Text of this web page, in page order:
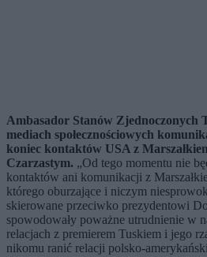
Ambasador Stanów Zjednoczonych
mediach społecznościowych
koniec kontaktów USA z
Czarzastym. „Od tego momentu nie
kontaktów ani komunikacji z
którego oburzające i niczym
skierowane przeciwko prezydentowi
spowodowały poważne utrudnienie w
relacjach z premierem Tuskiem i jego
nikomu ranić relacji polsko-